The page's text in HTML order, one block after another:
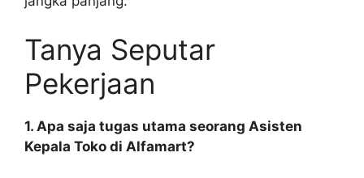
Tanya Seputar
Pekerjaan
1. Apa saja tugas utama seorang Asisten
Kepala Toko di Alfamart?